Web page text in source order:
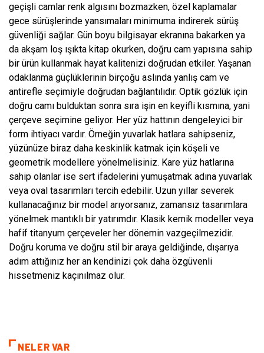
geçişli camlar renk algısını bozmazken, özel kaplamalar
gece sürüşlerinde yansımaları minimuma indirerek sürüş
güvenliği sağlar. Gün boyu bilgisayar ekranına bakarken ya
da akşam loş ışıkta kitap okurken, doğru cam yapısına sahip
bir ürün kullanmak hayat kalitenizi doğrudan etkiler. Yaşanan
odaklanma güçlüklerinin birçoğu aslında yanlış cam ve
antirefle seçimiyle doğrudan bağlantılıdır. Optik gözlük için
doğru camı bulduktan sonra sıra işin en keyifli kısmına, yani
çerçeve seçimine geliyor. Her yüz hattının dengeleyici bir
form ihtiyacı vardır. Örneğin yuvarlak hatlara sahipseniz,
yüzünüze biraz daha keskinlik katmak için köşeli ve
geometrik modellere yönelmelisiniz. Kare yüz hatlarına
sahip olanlar ise sert ifadelerini yumuşatmak adına yuvarlak
veya oval tasarımları tercih edebilir. Uzun yıllar severek
kullanacağınız bir model arıyorsanız, zamansız tasarımlara
yönelmek mantıklı bir yatırımdır. Klasik kemik modeller veya
hafif titanyum çerçeveler her dönemin vazgeçilmezidir.
Doğru koruma ve doğru stil bir araya geldiğinde, dışarıya
adım attığınız her an kendinizi çok daha özgüvenli
hissetmeniz kaçınılmaz olur.
NELER VAR